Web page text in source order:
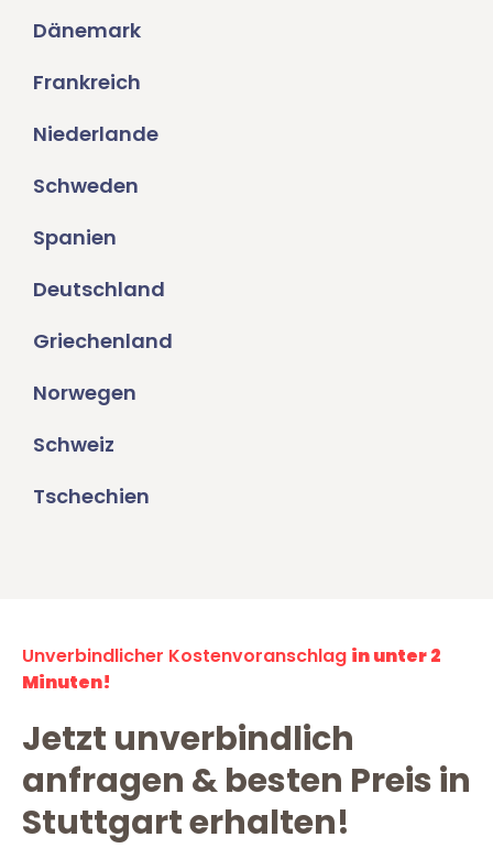
Dänemark
Frankreich
Niederlande
Schweden
Spanien
Deutschland
Griechenland
Norwegen
Schweiz
Tschechien
Unverbindlicher Kostenvoranschlag in unter 2
Minuten!
Jetzt unverbindlich
anfragen & besten Preis in
Stuttgart erhalten!